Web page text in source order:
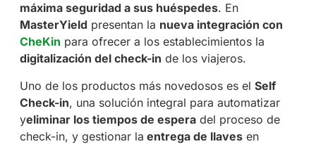
máxima seguridad a sus huéspedes. En
MasterYield presentan la nueva integración con
CheKin para ofrecer a los establecimientos la
digitalización del check-in de los viajeros.
Uno de los productos más novedosos es el Self
Check-in, una solución integral para automatizar
yeliminar los tiempos de esperadel proceso de
check-in, y gestionar la entrega de llavesen